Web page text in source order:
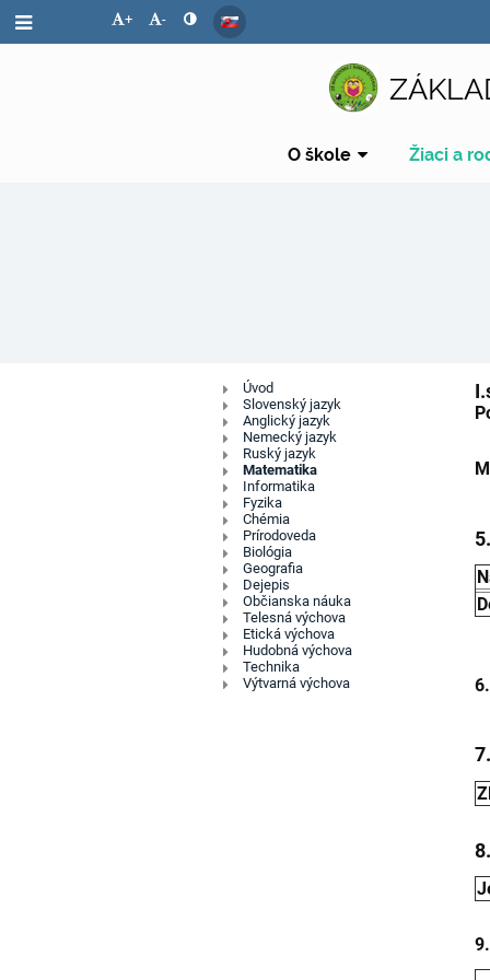
+ -
O škole Žiaci a
Digitálny
obsah
Úvod
Slovenský jazyk
Anglický jazyk
Nemecký jazyk
Ruský jazyk
Matematika
Informatika
Fyzika
Chémia
Prírodoveda
Biológia
Geografia
Dejepis
Občianska náuka
Telesná výchova
Etická výchova
Hudobná výchova
Technika
Výtvarná výchova